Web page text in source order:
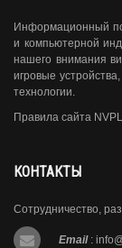
Информационный
и компьютерной
нашего внимания
игровые
технологии.
Правила сайта
КОНТАКТЫ
Сотрудничество,
Email :